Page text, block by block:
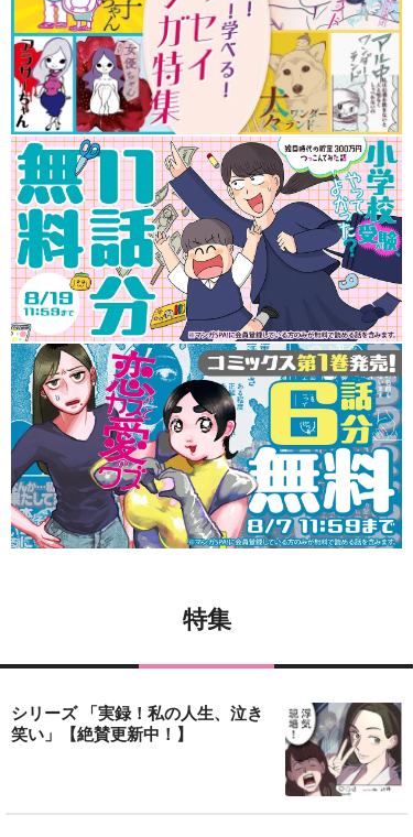
特集
シリーズ 「実録！私の人生、泣き
笑い」【絶賛更新中！】